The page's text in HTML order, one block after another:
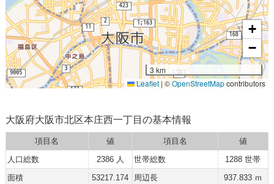
+
−
3 km
Leaflet | ©OpenStreetMapcontributors
大阪府大阪市北区本庄西一丁目の基本情報
項目名 値 項目名
値
人口総数
2386 人 世帯総数
1288 世帯
面積
53217.174
周辺長 937.833 ｍ